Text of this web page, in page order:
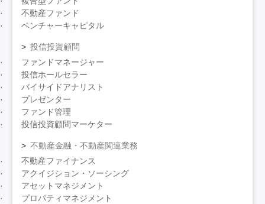
不動産ファンド
ベンチャーキャピタル
投信投資顧問
ファンドマネージャー
投信ホールセラー
バイサイドアナリスト
プレゼンター
ファンド管理
投信投資顧問マーケター
不動産金融・不動産関連業務
不動産ファイナンス
アクイジション・ソーシング
アセットマネジメント
プロパティマネジメント